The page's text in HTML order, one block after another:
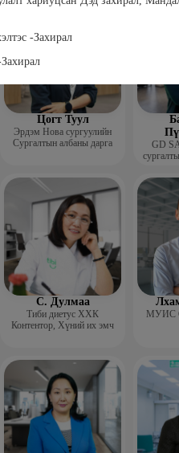
-Захирал
багш
Цогт Туул
Эрдэм Нова сургуулийн
Сургалтын албаны дарга
GD
С. Дулмаа
Тиби диетус ХХК
Контентор, Хүний их эмч
МУИС